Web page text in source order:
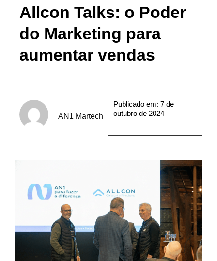
Allcon Talks: o Poder
do Marketing para
aumentar vendas
AN1 Martech
Publicado em: 7 de
outubro de 2024